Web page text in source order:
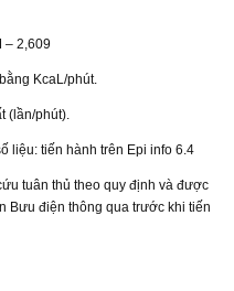
– 2,609
KcaL/phút.
(lần/phút).
liệu: tiến hành trên Epi info 6.4
tuân thủ theo quy định và được
Bưu điện thông qua trước khi tiến